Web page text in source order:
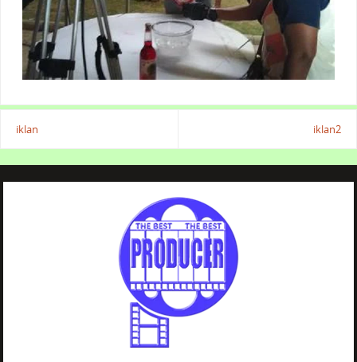
iklan iklan2